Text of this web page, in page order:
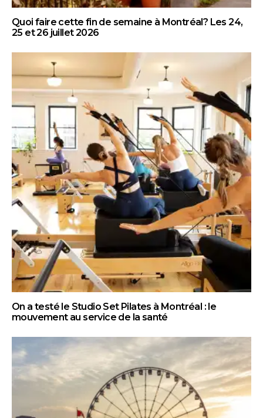
Quoi faire cette fin de semaine à Montréal? Les 24,
25 et 26 juillet 2026
On a testé le Studio Set Pilates à Montréal : le
mouvement au service de la santé